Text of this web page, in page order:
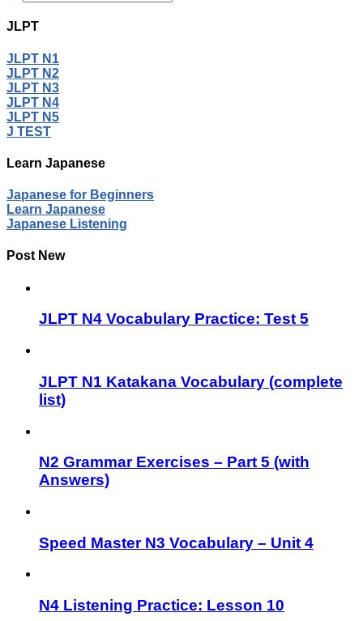
JLPT
JLPT N1
JLPT N2
JLPT N3
JLPT N4
JLPT N5
J TEST
Learn Japanese
Japanese for Beginners
Learn Japanese
Japanese Listening
Post New
JLPT N4 Vocabulary Practice: Test 5
JLPT N1 Katakana Vocabulary (complete
list)
N2 Grammar Exercises – Part 5 (with
Answers)
Speed Master N3 Vocabulary – Unit 4
N4 Listening Practice: Lesson 10